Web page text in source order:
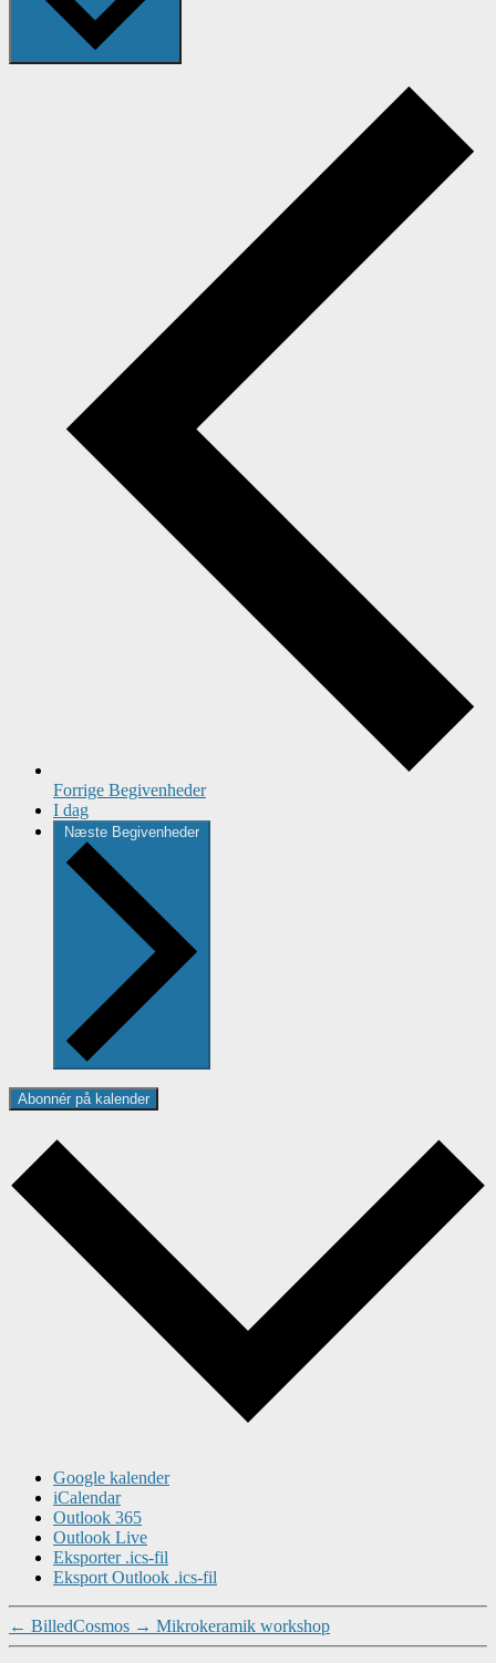
Forrige Begivenheder
I dag
Næste Begivenheder
Abonnér på kalender
Google kalender
iCalendar
Outlook 365
Outlook Live
Eksporter .ics-fil
Eksport Outlook .ics-fil
← BilledCosmos → Mikrokeramik workshop